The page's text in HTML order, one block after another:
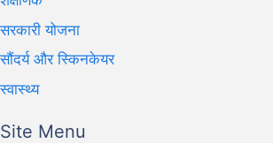
सरकारी योजना
सौंदर्य और स्किनकेयर
स्वास्थ्य
Site Menu